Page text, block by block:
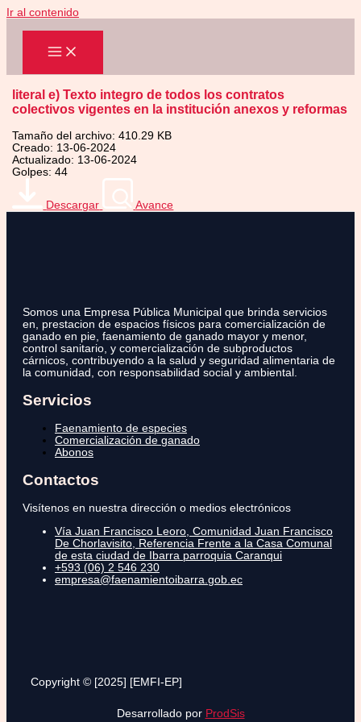
Ir al contenido
literal e) Texto integro de todos los contratos
colectivos vigentes en la institución anexos y reformas
Tamaño del archivo: 410.29 KB
Creado: 13-06-2024
Actualizado: 13-06-2024
Golpes: 44
Descargar Avance
Somos una Empresa Pública Municipal que brinda servicios
en, prestacion de espacios físicos para comercialización de
ganado en pie, faenamiento de ganado mayor y menor,
control sanitario, y comercialización de subproductos
cárnicos, contribuyendo a la salud y seguridad alimentaria de
la comunidad, con responsabilidad social y ambiental.
Servicios
Faenamiento de especies
Comercialización de ganado
Abonos
Contactos
Visítenos en nuestra dirección o medios electrónicos
Vía Juan Francisco Leoro, Comunidad Juan Francisco
De Chorlavisito, Referencia Frente a la Casa Comunal
de esta ciudad de Ibarra parroquia Caranqui
+593 (06) 2 546 230
empresa@faenamientoibarra.gob.ec
Copyright © [2025] [EMFI-EP]
Desarrollado por ProdSis